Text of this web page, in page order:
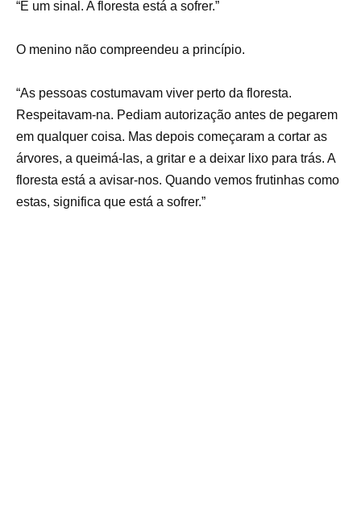
“É um sinal. A floresta está a sofrer.”
O menino não compreendeu a princípio.
“As pessoas costumavam viver perto da floresta.
Respeitavam-na. Pediam autorização antes de pegarem
em qualquer coisa. Mas depois começaram a cortar as
árvores, a queimá-las, a gritar e a deixar lixo para trás. A
floresta está a avisar-nos. Quando vemos frutinhas como
estas, significa que está a sofrer.”